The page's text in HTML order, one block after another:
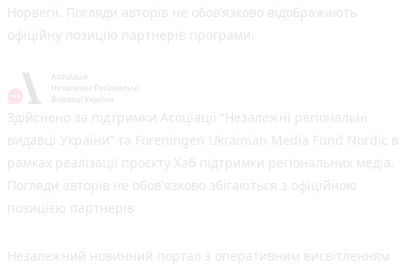
Норвегії. Погляди авторів не обов’язково відображають
офіційну позицію партнерів програми.
Здійснено за підтримки Асоціації “Незалежні регіональні
видавці України” та Foreningen Ukrainian Media Fund Nordic в
рамках реалізації проєкту Хаб підтримки регіональних медіа.
Погляди авторів не обов'язково збігаються з офіційною
позицією партнерів
Незалежний новинний портал з оперативним висвітленням